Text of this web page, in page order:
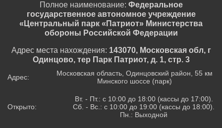
Полное наименование: Федеральное
государственное автономное учреждение
«Центральный парк «Патриот» Министерства
обороны Российской Федерации
Адрес места нахождения: 143070, Московская обл, г
Одинцово, тер Парк Патриот, д. 1, стр. 3
Адрес:
Московская область, Одинцовский район, 55 км
Минского шоссе (парк)
Открыто:
Вт. - Пт.: с 10:00 до 18:00 (кассы до 17:00).
Сб. - Вс.: с 10:00 до 19:00 (кассы до 18:00).
Пн.: Выходной